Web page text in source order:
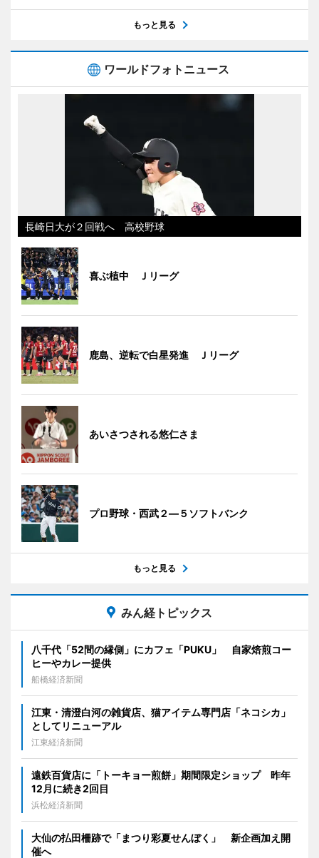
もっと見る
ワールドフォトニュース
長崎日大が２回戦へ 高校野球
喜ぶ植中 Ｊリーグ
鹿島、逆転で白星発進 Ｊリーグ
あいさつされる悠仁さま
プロ野球・西武２―５ソフトバンク
もっと見る
みん経トピックス
八千代「52間の縁側」にカフェ「PUKU」 自家焙煎コー
ヒーやカレー提供
船橋経済新聞
江東・清澄白河の雑貨店、猫アイテム専門店「ネコシカ」
としてリニューアル
江東経済新聞
遠鉄百貨店に「トーキョー煎餅」期間限定ショップ 昨年
12月に続き2回目
浜松経済新聞
大仙の払田柵跡で「まつり彩夏せんぼく」 新企画加え開
催へ